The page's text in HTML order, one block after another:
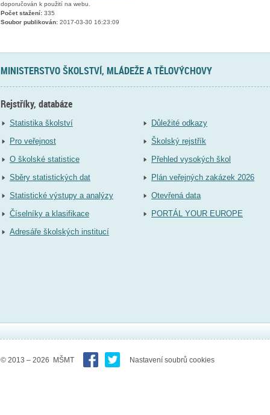
doporučován k použití na webu.
Počet stažení:335
Soubor publikován:2017-03-30 16:23:09
MINISTERSTVO ŠKOLSTVÍ, MLÁDEŽE A TĚLOVÝCHOVY
Rejstříky, databáze
Statistika školství
Pro veřejnost
O školské statistice
Sběry statistických dat
Statistické výstupy a analýzy
Číselníky a klasifikace
Adresáře školských institucí
Důležité odkazy
Školský rejstřík
Přehled vysokých škol
Plán veřejných zakázek 2026
Otevřená data
PORTÁL YOUR EUROPE
© 2013 – 2026 MŠMT Nastavení soubrů cookies